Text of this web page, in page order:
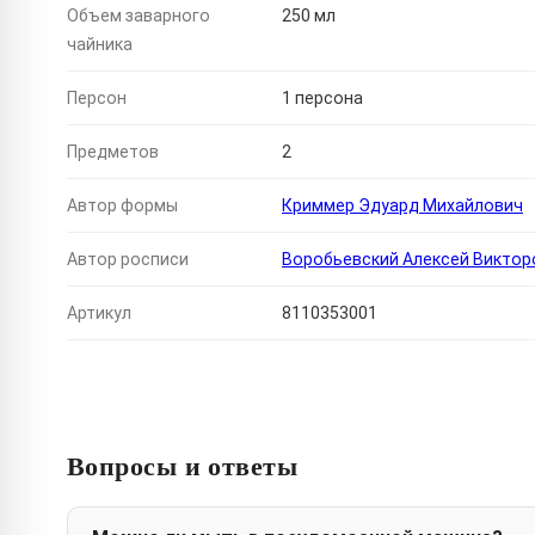
Объем заварного
чайника
250 мл
Персон 1 персона
Предметов 2
Автор формы Криммер Эдуард Михайлович
Автор росписи Воробьевский Алексей
Артикул 8110353001
Вопросы и ответы